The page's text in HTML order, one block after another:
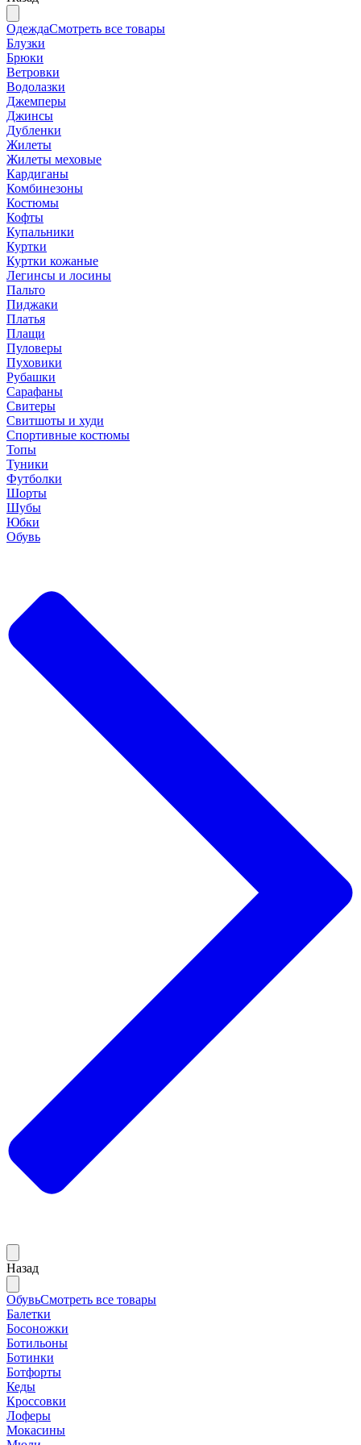
ОдеждаСмотреть все товары
Блузки
Брюки
Ветровки
Водолазки
Джемперы
Джинсы
Дубленки
Жилеты
Жилеты меховые
Кардиганы
Комбинезоны
Костюмы
Кофты
Купальники
Куртки
Куртки кожаные
Легинсы и лосины
Пальто
Пиджаки
Платья
Плащи
Пуловеры
Пуховики
Рубашки
Сарафаны
Свитеры
Свитшоты и худи
Спортивные костюмы
Топы
Туники
Футболки
Шорты
Шубы
Юбки
Обувь
Назад
ОбувьСмотреть все товары
Балетки
Босоножки
Ботильоны
Ботинки
Ботфорты
Кеды
Кроссовки
Лоферы
Мокасины